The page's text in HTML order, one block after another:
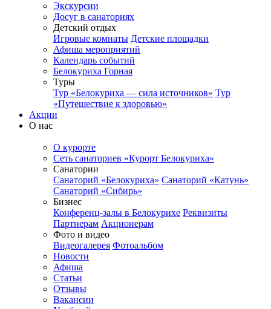
Экскурсии
Досуг в санаториях
Детский отдых
Игровые комнаты Детские площадки
Афиша мероприятий
Календарь событий
Белокуриха Горная
Туры
Тур «Белокуриха — сила источников» Тур
«Путешествие к здоровью»
Акции
О нас
О курорте
Сеть санаториев «Курорт Белокуриха»
Санатории
Санаторий «Белокуриха» Санаторий «Катунь»
Санаторий «Сибирь»
Бизнес
Конференц-залы в Белокурихе Реквизиты
Партнерам Акционерам
Фото и видео
Видеогалерея Фотоальбом
Новости
Афиша
Статьи
Отзывы
Вакансии